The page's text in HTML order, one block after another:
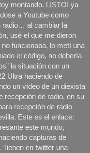
montando. LISTO! ya
a Youtube como
radio… al cambiar la
usé el que me dieron
funcionaba, lo metí una
el código, no debería
la situación con un
Ultra haciendo de
un vídeo de un diexista
recepción de radio, en su
recepción de radio
este mundo,
capturas de
en twitter una